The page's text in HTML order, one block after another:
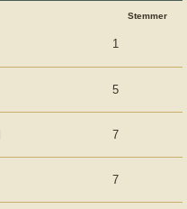
Stemmer
1
5
7
7